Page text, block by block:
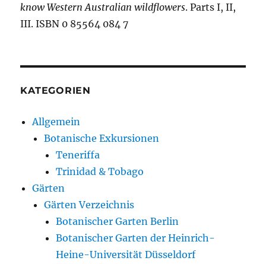
know Western Australian wildflowers. Parts I, II,
III. ISBN 0 85564 084 7
KATEGORIEN
Allgemein
Botanische Exkursionen
Teneriffa
Trinidad & Tobago
Gärten
Gärten Verzeichnis
Botanischer Garten Berlin
Botanischer Garten der Heinrich-
Heine-Universität Düsseldorf